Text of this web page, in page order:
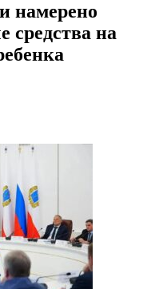
намерено
средства на